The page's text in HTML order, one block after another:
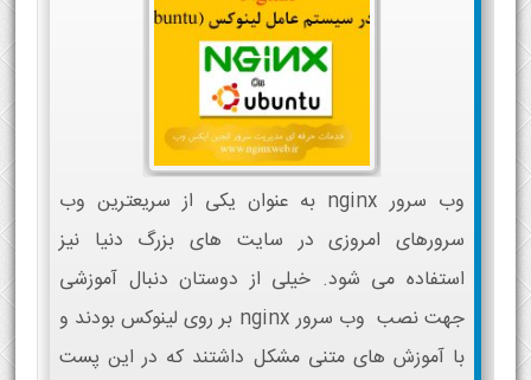
وب سرور nginx به عنوان یکی از سریعترین وب
سرورهای امروزی در سایت های بزرگ دنیا نیز
استفاده می شود. خیلی از دوستان دنبال آموزشی
جهت نصب وب سرور nginx بر روی لینوکس بودند و
با آموزش های متنی مشکل داشتند که در این پست